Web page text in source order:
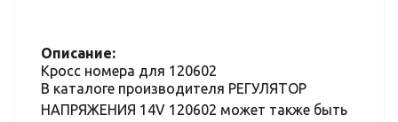
Описание:
Кросс номера для 120602
В каталоге производителя РЕГУЛЯТОР
НАПРЯЖЕНИЯ 14V 120602 может также быть